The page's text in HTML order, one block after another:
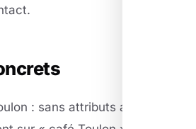
: sans attributs activés, il